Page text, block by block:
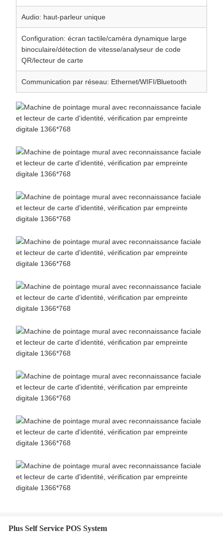
Audio: haut-parleur unique
Configuration: écran tactile/caméra dynamique large
binoculaire/détection de vitesse/analyseur de code
QR/lecteur de carte
Communication par réseau: Ethernet/WIFI/Bluetooth
Plus Self Service POS System